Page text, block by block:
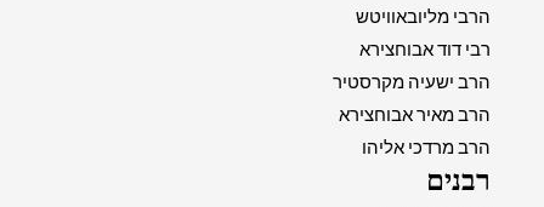
הרבי מליובאוויטש
רבי דוד אבוחצירא
הרב ישעיה מקרסטיר
הרב מאיר אבוחצירא
הרב מרדכי אליהו
רבנים